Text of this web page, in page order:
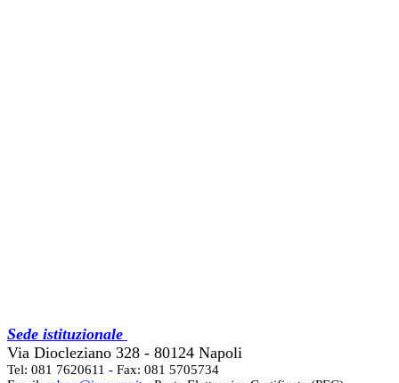
Sede istituzionale
Via Diocleziano 328 - 80124 Napoli
Tel: 081 7620611 - Fax: 081 5705734